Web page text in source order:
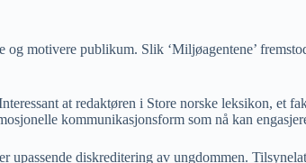
og motivere publikum. Slik ‘Miljøagentene’
at redaktøren i Store norske leksikon, et
kommunikasjonsform som nå kan
diskreditering av ungdommen.